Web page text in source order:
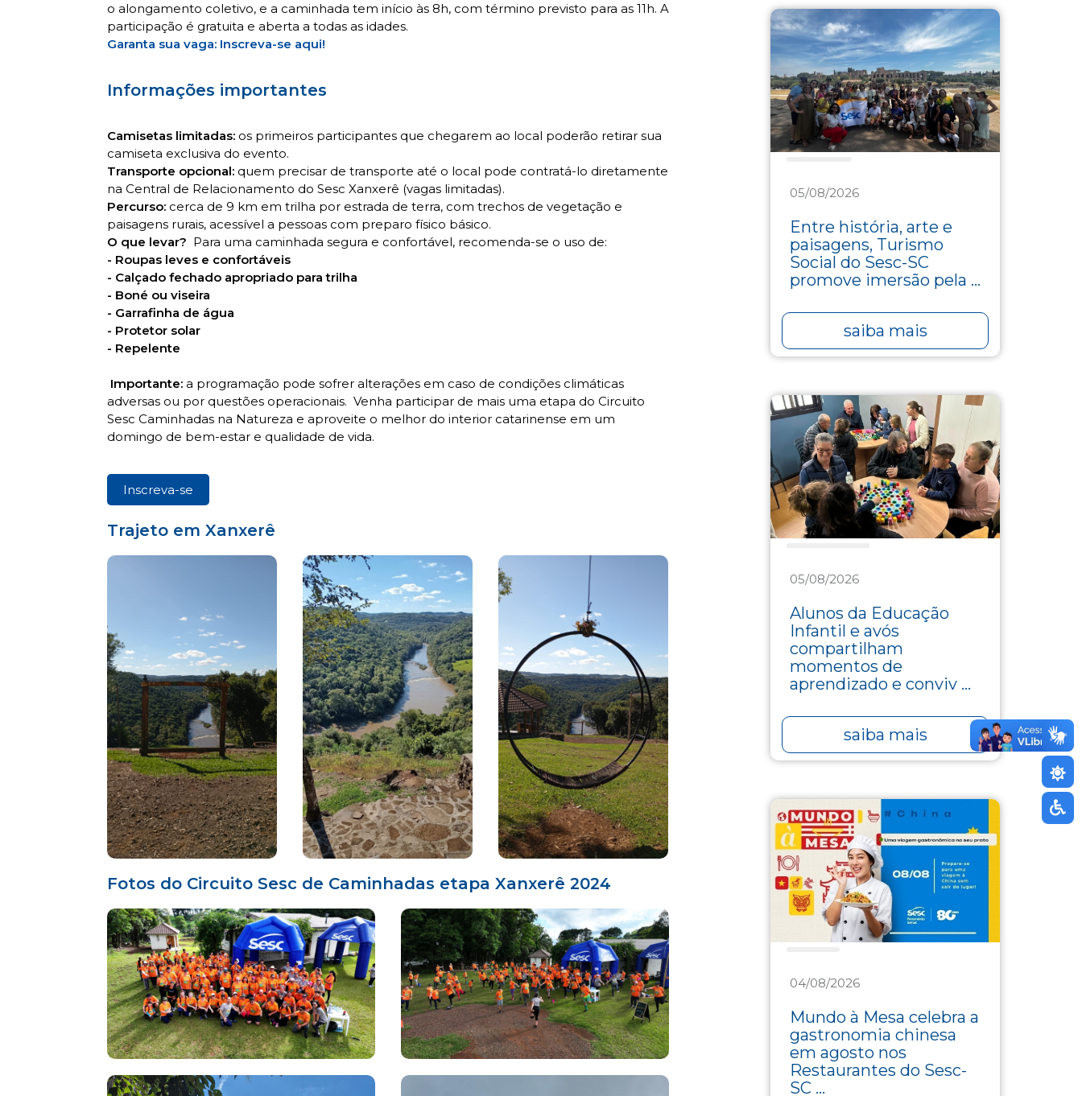
o alongamento coletivo, e a caminhada tem início às 8h, com término previsto para as 11h. A
participação é gratuita e aberta a todas as idades.
Garanta sua vaga: Inscreva-se aqui!
Informações importantes
Camisetas limitadas: os primeiros participantes que chegarem ao local poderão retirar sua
camiseta exclusiva do evento.
Transporte opcional: quem precisar de transporte até o local pode contratá-lo diretamente
na Central de Relacionamento do Sesc Xanxerê (vagas limitadas).
Percurso: cerca de 9 km em trilha por estrada de terra, com trechos de vegetação e
paisagens rurais, acessível a pessoas com preparo físico básico.
O que levar? Para uma caminhada segura e confortável, recomenda-se o uso de:
- Roupas leves e confortáveis
- Calçado fechado apropriado para trilha
- Boné ou viseira
- Garrafinha de água
- Protetor solar
- Repelente
Importante: a programação pode sofrer alterações em caso de condições climáticas
adversas ou por questões operacionais. Venha participar de mais uma etapa do Circuito
Sesc Caminhadas na Natureza e aproveite o melhor do interior catarinense em um
domingo de bem-estar e qualidade de vida.
Inscreva-se
Trajeto em Xanxerê
Fotos do Circuito Sesc de Caminhadas etapa Xanxerê 2024
05/08/2026
Entre história, arte e
paisagens, Turismo
Social do Sesc-SC
promove imersão pela ...
saiba mais
05/08/2026
Alunos da Educação
Infantil e avós
compartilham
momentos de
aprendizado e conviv ...
saiba mais
04/08/2026
Mundo à Mesa celebra a
gastronomia chinesa
em agosto nos
Restaurantes do Sesc-
SC ...